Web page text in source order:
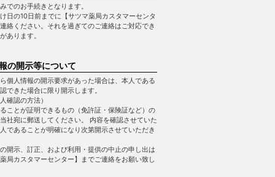
でのお手続きとなります。
日の10日前までに【サツマ薬局カスタマーセンタ
絡ください。それを過ぎてのご連絡はご対応でき
あります。
の開示等について
個人情報の開示要求があった場合は、本人である
できた場合に限り開示します。
確認の方法）
ことが証明できるもの（免許証・保険証など）の
社宛に郵送してください。 内容を確認させていた
であることが明確になり次第開示させていただき
開示、訂正、および利用・提供の中止の申し出は
局カスタマーセンター】までご連絡をお願い致し